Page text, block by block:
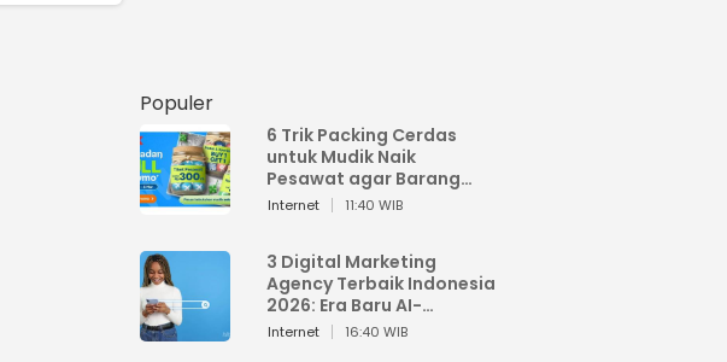
Populer
6 Trik Packing Cerdas
untuk Mudik Naik
Pesawat agar Barang
Tidak Over Bagasi
Internet 11:40 WIB
3 Digital Marketing
Agency Terbaik Indonesia
2026: Era Baru AI-
Powered Marketing
Internet 16:40 WIB